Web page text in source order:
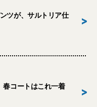
ツが、サルトリア仕
>
春コートはこれ一着
>